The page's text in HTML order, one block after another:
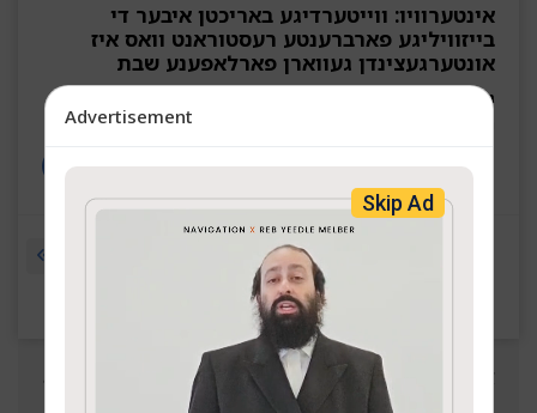
אלגעמיינע אינטערוויוס
אינטערוויו: ווייטערדיגע באריכטן איבער די
בייזוויליגע פארברענטע רעסטוראנט וואס איז
אונטערגעצינדן געווארן פארלאפענע שבת
ג' ראה פ״ו
4
Advertisement
Skip Ad